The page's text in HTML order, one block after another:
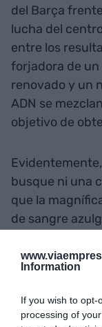
Information
If you wish to
processing of
del Barça
lucha del
entre los
forjadora de
renovado y un
ADN se
objetivo de
busque ni una
que la
de sangre
planificado. La
un euro de
el primer
no estuvieran